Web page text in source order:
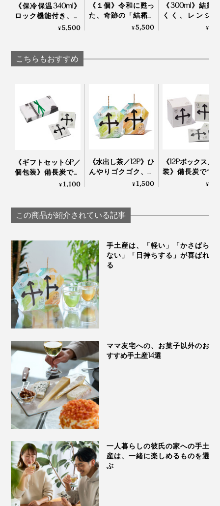
おすすめのアレンジは、やっぱり「玄米茶漬け」。煎
軽につくれます。
お酒アレンジには、なんとジントニックが好相性。あら
かじめ玄米茶パウダーをジン30mlとよく混ぜ合わせて
「濃縮茶液」をつくってから、トニックウォーターに注
げば完成。
ジンの苦味と玄米茶の香ばしさが不思議と調和し、新感
覚でした。
写真は「抹茶」や「特選抹茶」の茶畑
いった、日本茶業界が危機的な状況に直面しているとい
海外で日本茶が注目されているということが、まったく
届いていなかったことにショックを受けました。
生産者の多くは英語を話せず、ネットやメールが得意で
内で消費されていたのです。
そして、旅の中で有機栽培を30年続ける茶農家と出会
い、その生産者、茶畑、茶葉に一目惚れ。真のオーガニ
ックな日本茶を、世界へ届ける決意をしたのです。
茶畑の長閑な風景。そこに流れる長閑な時間。お茶を飲
めば、自然とホッとする。
お茶を通して長閑なひとときを過ごしてもらいたい、生
『THE NODOKA』は産声をあげました。
《保冷保温340ml》
ロック機能付き、直
飲みタイプの「ステ
¥5,500
《１個》令和に甦っ
た、奇跡の「結霜グ
ラス」｜結霜月華
¥5,500
《300ml》結露
くく、レンジ
OK、見る角度で
¥
こちらもおすすめ
《ギフトセット6P／
個包装》備長炭でて
いねいに炙った、お
（東／煎茶ベース、
西／ほうじ茶ベー
ル入ル
¥1,100
《水出し茶／12P》ひ
んやりゴクゴク、備
長炭でていねいに炙
「水出し緑茶・ほう
じ茶」｜京玄米茶 上
¥1,500
《12Pボックス／
装》備長炭でて
いに炙った、お
¥
この商品が紹介されている記事
手土産は、「軽い」「かさばら
ない」「日持ちする」が喜ばれ
る
ママ友宅への、お菓子以外のお
すすめ手土産14選
一人暮らしの彼氏の家への手土
産は、一緒に楽しめるものを選
ぶ